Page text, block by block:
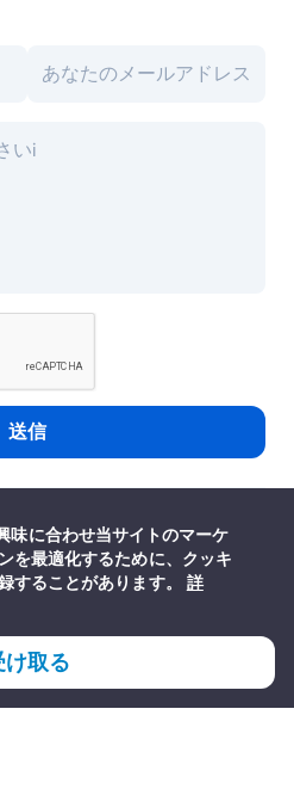
味に合わせ当サイトのマーケ
を最適化するために、クッキ
することがあります。
詳
け取る
送信